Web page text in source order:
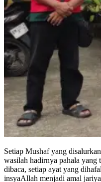
Setiap Mushaf yang
wasilah hadirnya pahala yang
dibaca, setiap ayat yang
insyaAllah menjadi amal